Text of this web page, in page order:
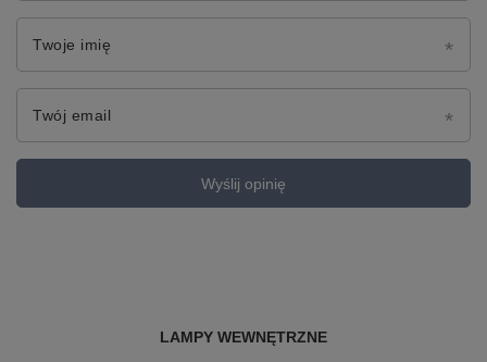
Twoje imię
Twój email
Wyślij opinię
LAMPY WEWNĘTRZNE